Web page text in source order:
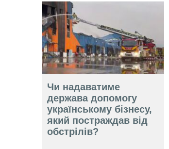
Чи надаватиме
держава допомогу
українському бізнесу,
який постраждав від
обстрілів?